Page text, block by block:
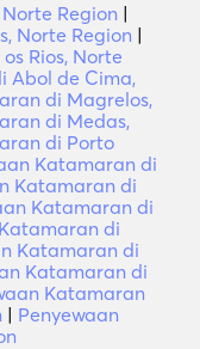
Region |
Norte Region |
Rios, Norte
Abol de Cima,
di Magrelos,
di Medas,
di Porto
Katamaran di
Katamaran di
Katamaran di
di
Katamaran di
Katamaran di
Katamaran
| Penyewaan